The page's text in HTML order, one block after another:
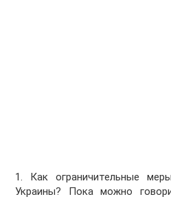
1. Как ограничительные
Украины? Пока можно